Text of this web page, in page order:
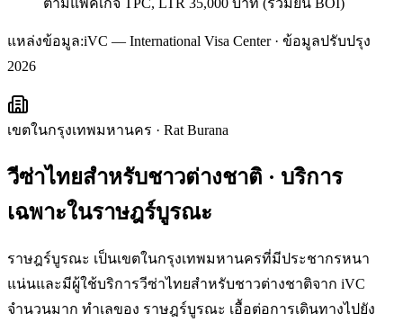
แหล่งข้อมูล:iVC — International Visa Center · ข้อมูลปรับปรุง
2026
เขตในกรุงเทพมหานคร · Rat Burana
วีซ่าไทยสำหรับชาวต่างชาติ · บริการ
เฉพาะในราษฎร์บูรณะ
ราษฎร์บูรณะ เป็นเขตในกรุงเทพมหานครที่มีประชากรหนา
แน่นและมีผู้ใช้บริการวีซ่าไทยสำหรับชาวต่างชาติจาก iVC
จำนวนมาก ทำเลของ ราษฎร์บูรณะ เอื้อต่อการเดินทางไปยัง